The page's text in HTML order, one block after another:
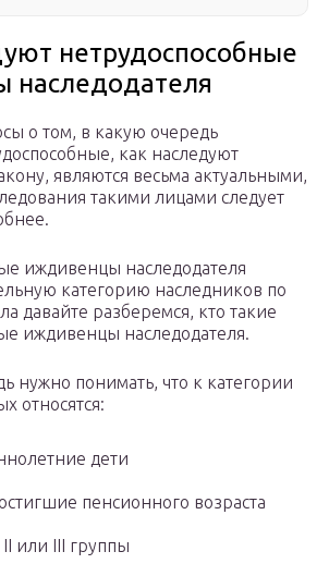
нетрудоспособные
наследодателя
о том, в какую очередь
как наследуют
являются весьма актуальными,
такими лицами следует
иждивенцы наследодателя
категорию наследников по
давайте разберемся, кто такие
иждивенцы наследодателя.
нужно понимать, что к категории
относятся:
дети
пенсионного возраста
или III группы